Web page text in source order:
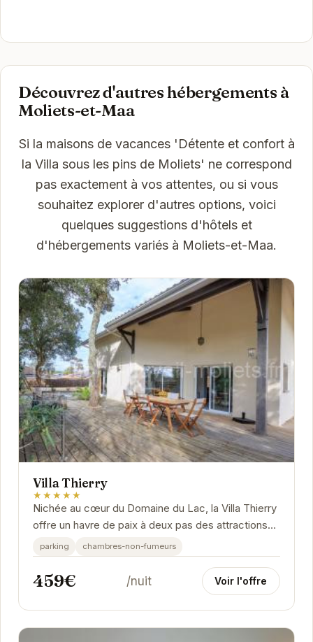
Découvrez d'autres hébergements à
Moliets-et-Maa
Si la maisons de vacances 'Détente et confort à
la Villa sous les pins de Moliets' ne correspond
pas exactement à vos attentes, ou si vous
souhaitez explorer d'autres options, voici
quelques suggestions d'hôtels et
d'hébergements variés à Moliets-et-Maa.
Villa Thierry
★★★★★
Nichée au cœur du Domaine du Lac, la Villa Thierry
offre un havre de paix à deux pas des attractions
de Moliets-et-Maa. Son architecture...
parking chambres-non-fumeurs
459€ /nuit Voir l'offre